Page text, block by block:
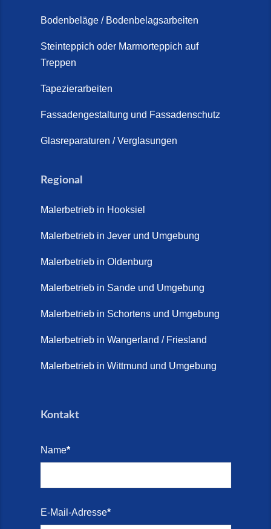
Bodenbeläge / Bodenbelagsarbeiten
Steinteppich oder Marmorteppich auf
Treppen
Tapezierarbeiten
Fassadengestaltung und Fassadenschutz
Glasreparaturen / Verglasungen
Regional
Malerbetrieb in Hooksiel
Malerbetrieb in Jever und Umgebung
Malerbetrieb in Oldenburg
Malerbetrieb in Sande und Umgebung
Malerbetrieb in Schortens und Umgebung
Malerbetrieb in Wangerland / Friesland
Malerbetrieb in Wittmund und Umgebung
Kontakt
Name*
E-Mail-Adresse*